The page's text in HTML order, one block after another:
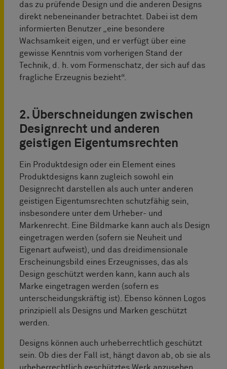
das zu prüfende Design und die anderen Designs
direkt nebeneinander betrachtet. Dabei ist dem
informierten Benutzer „eine besondere
Wachsamkeit eigen, und er verfügt über eine
gewisse Kenntnis vom vorherigen Stand der
Technik, d. h. vom Formenschatz, der sich auf das
fragliche Erzeugnis bezieht“.
2. Überschneidungen zwischen
Designrecht und anderen
geistigen Eigentumsrechten
Ein Produktdesign oder ein Element eines
Produktdesigns kann zugleich sowohl ein
Designrecht darstellen als auch unter anderen
geistigen Eigentumsrechten schutzfähig sein,
insbesondere unter dem Urheber- und
Markenrecht. Eine Bildmarke kann auch als Design
eingetragen werden (sofern sie Neuheit und
Eigenart aufweist), und das dreidimensionale
Erscheinungsbild eines Erzeugnisses, das als
Design geschützt werden kann, kann auch als
Marke eingetragen werden (sofern es
unterscheidungskräftig ist). Ebenso können Logos
prinzipiell als Designs und Marken geschützt
werden.
Designs können auch urheberrechtlich geschützt
sein. Ob dies der Fall ist, hängt davon ab, ob sie als